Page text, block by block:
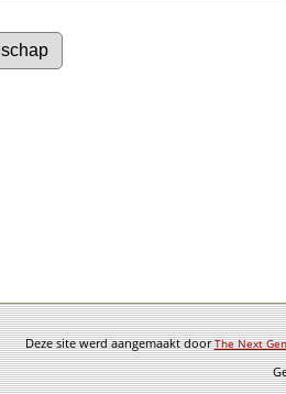
Deze site werd aangemaakt doorThe Next